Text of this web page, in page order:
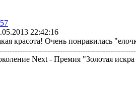
22:42:16
красота! Очень понравилась
Next - Премия "Золотая